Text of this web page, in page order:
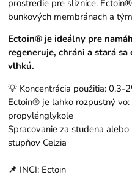
prostredie pre sliznice.
bunkových membránach a
Ectoin® je ideálny pre
regeneruje, chráni a stará
vlhkú.
💡 Koncentrácia použitia: 0,3-
Ectoin® je ľahko rozpustný
propylénglykole
Spracovanie za studena
stupňov Celzia
📌 INCI: Ectoin